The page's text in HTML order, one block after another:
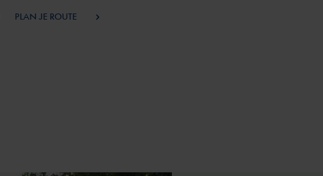
PLAN JE ROUTE